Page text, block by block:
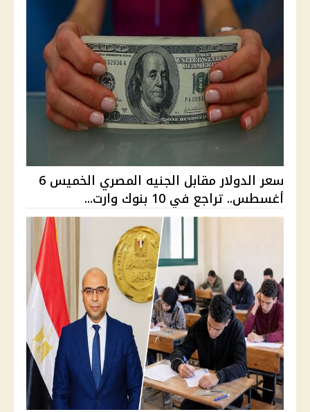
سعر الدولار مقابل الجنيه المصري الخميس 6
أغسطس.. تراجع في 10 بنوك وارت...